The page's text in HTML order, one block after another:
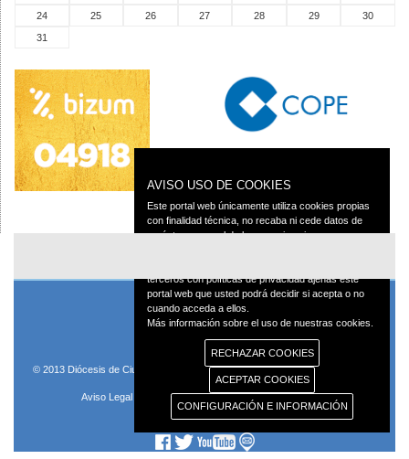
24
25 26 27 28 29
30
31
© 2013 Diócesis de Ciudad Real C/Caballeros 5, 13001 Ciudad Real - Tlf.:926
250 25 0 - Fax.: 926 251 258
Aviso Legal
Política de Privacidad Política de Cookies
AVISO USO DE COOKIES
Este portal web únicamente utiliza cookies propias
con finalidad técnica, no recaba ni cede datos de
carácter personal de los usuarios sin su
terceros con políticas de privacidad ajenas este
portal web que usted podrá decidir si acepta o no
cuando acceda a ellos.
Más información sobre el uso de nuestras cookies.
RECHAZAR COOKIES
ACEPTAR COOKIES
CONFIGURACIÓN E INFORMACIÓN